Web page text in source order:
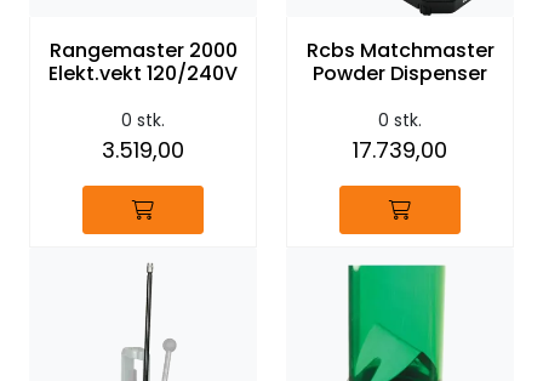
Rangemaster 2000
Elekt.vekt 120/240V
0 stk.
3.519,00
Rcbs Matchmaster
Powder Dispenser
0 stk.
17.739,00